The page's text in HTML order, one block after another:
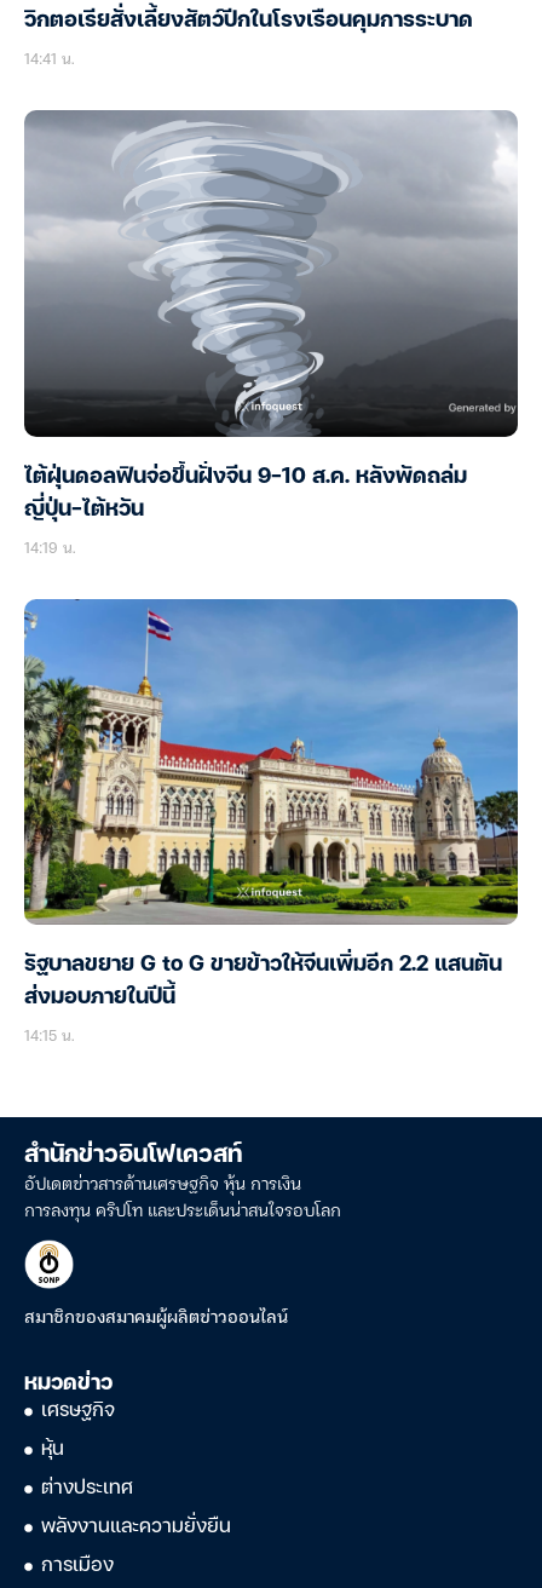
วิกตอเรียสั่งเลี้ยงสัตว์ปีกในโรงเรือนคุมการระบาด
14:41 น.
ไต้ฝุ่นดอลฟินจ่อขึ้นฝั่งจีน 9-10 ส.ค. หลังพัดถล่ม
ญี่ปุ่น-ไต้หวัน
14:19 น.
รัฐบาลขยาย G to G ขายข้าวให้จีนเพิ่มอีก 2.2 แสนตัน
ส่งมอบภายในปีนี้
14:15 น.
สำนักข่าวอินโฟเควสท์
อัปเดตข่าวสารด้านเศรษฐกิจ หุ้น การเงิน
การลงทุน คริปโท และประเด็นน่าสนใจรอบโลก
สมาชิกของสมาคมผู้ผลิตข่าวออนไลน์
หมวดข่าว
เศรษฐกิจ
หุ้น
ต่างประเทศ
พลังงานและความยั่งยืน
การเมือง